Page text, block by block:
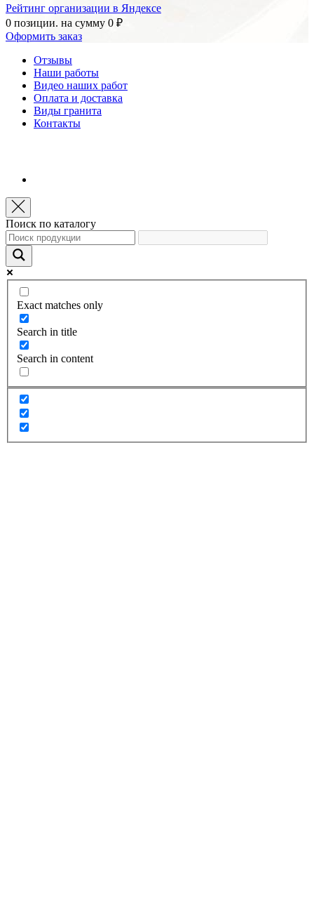
Рейтинг организации в Яндексе
0 позиции. на сумму 0 ₽
Оформить заказ
Отзывы
Наши работы
Видео наших работ
Оплата и доставка
Виды гранита
Контакты
Поиск по каталогу
Exact matches only
Search in title
Search in content